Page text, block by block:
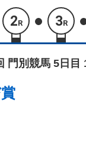
2R 3R
門別競馬 5日